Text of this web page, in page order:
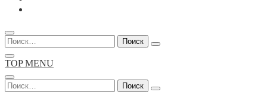
содержимому
Найти:
TOP MENU
Найти: